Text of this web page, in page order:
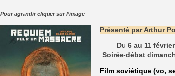
Pour agrandir cliquer sur l’image
Présenté par Arthur
Du 6 au 11
Soirée-débat
Film soviétique (vo,